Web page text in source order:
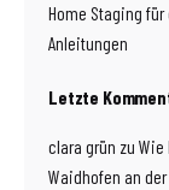
Home Staging
Anleitungen
Letzte
clara grün zu
Waidhofen an